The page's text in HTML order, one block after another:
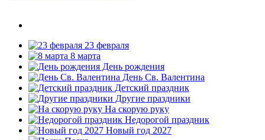
23 февраля
8 марта
День рождения
День Св. Валентина
Детский праздник
Другие праздники
На скорую руку
Недорогой праздник
Новый год 2027